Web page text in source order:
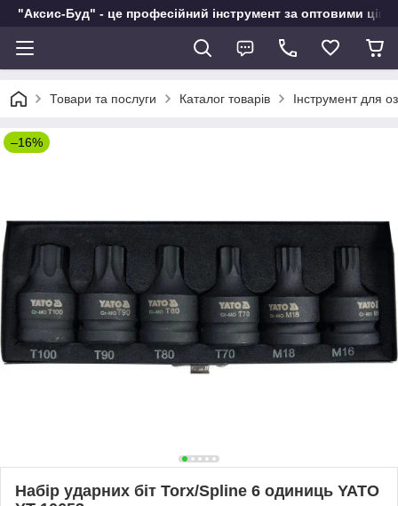
"Аксис-Буд" - це професійний інструмент за оптовими
Товари та послуги Каталог товарів Інструмент для
–16%
Набір ударних біт Torx/Spline 6 одиниць YATO